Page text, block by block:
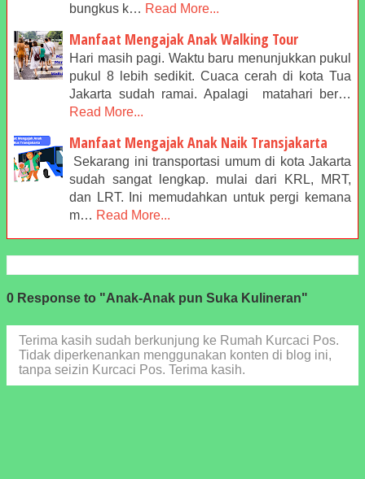
bungkus k… Read More...
Manfaat Mengajak Anak Walking Tour
Hari masih pagi. Waktu baru menunjukkan pukul
pukul 8 lebih sedikit. Cuaca cerah di kota Tua
Jakarta sudah ramai. Apalagi matahari ber…
Read More...
Manfaat Mengajak Anak Naik Transjakarta
Sekarang ini transportasi umum di kota Jakarta
sudah sangat lengkap. mulai dari KRL, MRT,
dan LRT. Ini memudahkan untuk pergi kemana
m… Read More...
0 Response to "Anak-Anak pun Suka Kulineran"
Terima kasih sudah berkunjung ke Rumah Kurcaci Pos.
Tidak diperkenankan menggunakan konten di blog ini,
tanpa seizin Kurcaci Pos. Terima kasih.